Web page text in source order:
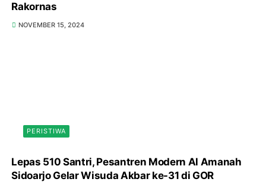
Rakornas
NOVEMBER 15, 2024
PERISTIWA
Lepas 510 Santri, Pesantren Modern Al Amanah
Sidoarjo Gelar Wisuda Akbar ke-31 di GOR